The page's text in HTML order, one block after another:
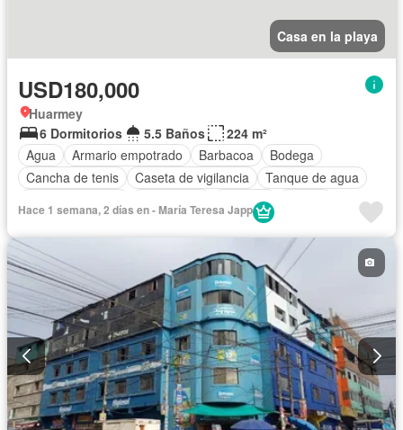
Casa en la playa
USD180,000
Huarmey
6 Dormitorios
5.5 Baños
224 m²
Agua
Armario empotrado Barbacoa
Bodega
Cancha de tenis
Caseta de vigilancia
Tanque de agua
Cochera
Vista panorámica
Completamente amoblado
Hace 1 semana, 2 días en - María Teresa Japp